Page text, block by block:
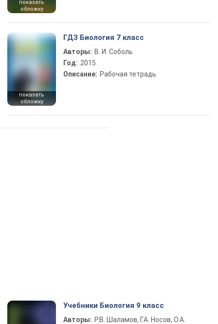
показать
обложку
показать
обложку
ГДЗ Биология 7 класс
Авторы: В. И. Соболь
Год: 2015
Описание: Рабочая тетрадь
Учебники Биология 9 класс
Авторы: Р.В. Шаламов, Г.А. Носов, О.А.